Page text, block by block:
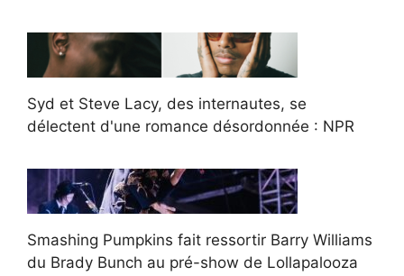
Syd et Steve Lacy, des internautes, se
délectent d'une romance désordonnée : NPR
Smashing Pumpkins fait ressortir Barry Williams
du Brady Bunch au pré-show de Lollapalooza